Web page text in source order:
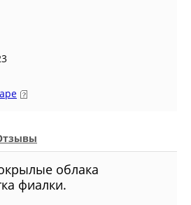
облака
фиалки.